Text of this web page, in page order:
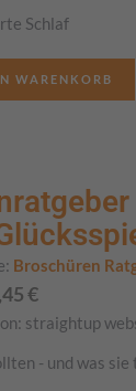
Schlaf
Broschüren
€
straightup
- und was sie